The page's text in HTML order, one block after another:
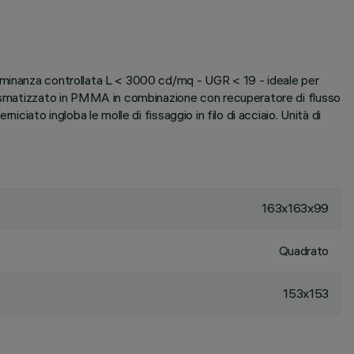
controllata L < 3000 cd/mq - UGR < 19 - ideale per
in PMMA in combinazione con recuperatore di flusso
ingloba le molle di fissaggio in filo di acciaio. Unità di
163x163x99
Quadrato
153x153